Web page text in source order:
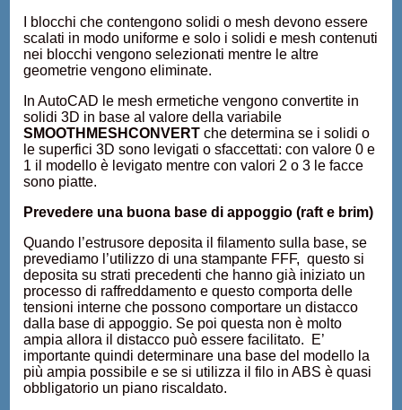
I blocchi che contengono solidi o mesh devono essere
scalati in modo uniforme e solo i solidi e mesh contenuti
nei blocchi vengono selezionati mentre le altre
geometrie vengono eliminate.
In AutoCAD le mesh ermetiche vengono convertite in
solidi 3D in base al valore della variabile
SMOOTHMESHCONVERT che determina se i solidi o
le superfici 3D sono levigati o sfaccettati: con valore 0 e
1 il modello è levigato mentre con valori 2 o 3 le facce
sono piatte.
Prevedere una buona base di appoggio (raft e brim)
Quando l’estrusore deposita il filamento sulla base, se
prevediamo l’utilizzo di una stampante FFF, questo si
deposita su strati precedenti che hanno già iniziato un
processo di raffreddamento e questo comporta delle
tensioni interne che possono comportare un distacco
dalla base di appoggio. Se poi questa non è molto
ampia allora il distacco può essere facilitato. E’
importante quindi determinare una base del modello la
più ampia possibile e se si utilizza il filo in ABS è quasi
obbligatorio un piano riscaldato.